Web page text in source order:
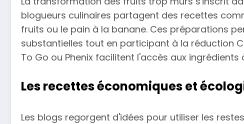
blogueurs culinaires partagent des recettes
fruits ou le pain à la banane. Ces préparations
substantielles tout en participant à la réduction
To Go ou Phenix facilitent l'accès aux ingrédients
Les recettes économiques et
Les blogs regorgent d'idées pour utiliser les